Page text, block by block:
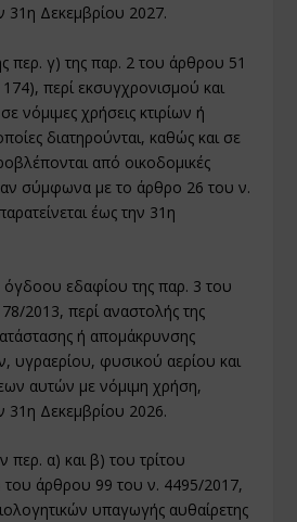
31η Δεκεμβρίου 2027.
περ. γ) της παρ. 2 του άρθρου 51
περί εκσυγχρονισμού και
νόμιμες χρήσεις κτιρίων ή
διατηρούνται, καθώς και σε
από οικοδομικές
σύμφωνα με το άρθρο 26 του ν.
έως την 31η
εδαφίου της παρ. 3 του
2013, περί αναστολής της
ή απομάκρυνσης
υγραερίου, φυσικού αερίου και
αυτών με νόμιμη χρήση,
31η Δεκεμβρίου 2026.
περ. α) και β) του τρίτου
του άρθρου 99 του ν. 4495/2017,
υπαγωγής αυθαίρετης